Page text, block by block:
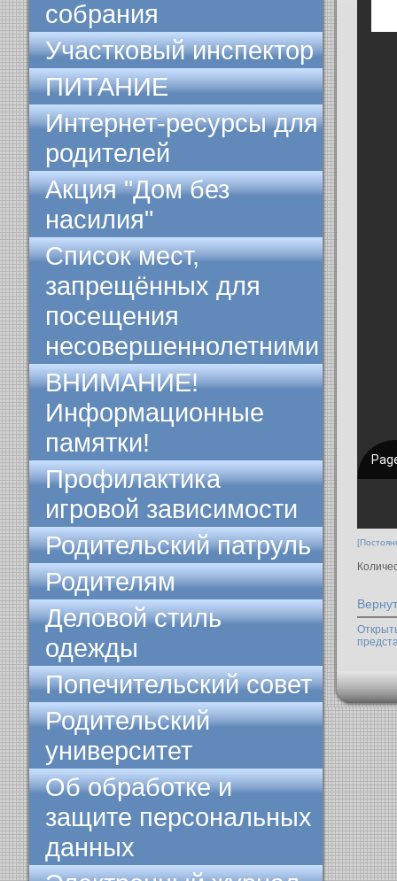
собрания
Участковый инспектор
ПИТАНИЕ
Интернет-ресурсы для
родителей
Акция "Дом без
насилия"
Список мест,
запрещённых для
посещения
несовершеннолетними
ВНИМАНИЕ!
Информационные
памятки!
Профилактика
игровой зависимости
Родительский патруль
Родителям
Деловой стиль
одежды
Попечительский совет
Родительский
университет
Об обработке и
защите персональных
данных